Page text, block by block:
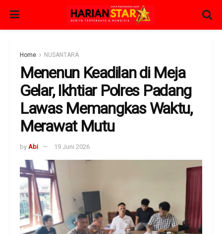
Home NUSANTARA
Menenun Keadilan di Meja
Gelar, Ikhtiar Polres Padang
Lawas Memangkas Waktu,
Merawat Mutu
by Abi 19 Juni 2026